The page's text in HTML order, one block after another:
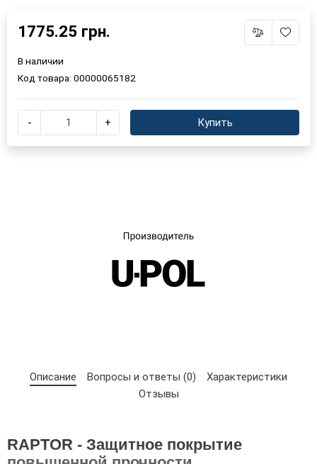
Выберите язык магазина ×
Описание Вопросы и ответы (0)
Характеристики
Отзывы
RAPTOR - Защитное покрытие
1775.25 грн.
В наличии
Код товара: 00000065182
- + Купить